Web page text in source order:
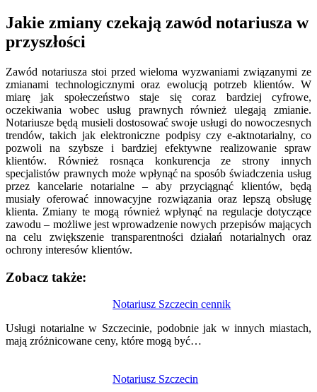
Jakie zmiany czekają zawód notariusza w
przyszłości
Zawód notariusza stoi przed wieloma wyzwaniami związanymi ze
zmianami technologicznymi oraz ewolucją potrzeb klientów. W
miarę jak społeczeństwo staje się coraz bardziej cyfrowe,
oczekiwania wobec usług prawnych również ulegają zmianie.
Notariusze będą musieli dostosować swoje usługi do nowoczesnych
trendów, takich jak elektroniczne podpisy czy e-aktnotarialny, co
pozwoli na szybsze i bardziej efektywne realizowanie spraw
klientów. Również rosnąca konkurencja ze strony innych
specjalistów prawnych może wpłynąć na sposób świadczenia usług
przez kancelarie notarialne – aby przyciągnąć klientów, będą
musiały oferować innowacyjne rozwiązania oraz lepszą obsługę
klienta. Zmiany te mogą również wpłynąć na regulacje dotyczące
zawodu – możliwe jest wprowadzenie nowych przepisów mających
na celu zwiększenie transparentności działań notarialnych oraz
ochrony interesów klientów.
Zobacz także:
Notariusz Szczecin cennik
Usługi notarialne w Szczecinie, podobnie jak w innych miastach,
mają zróżnicowane ceny, które mogą być…
Notariusz Szczecin
wpisu